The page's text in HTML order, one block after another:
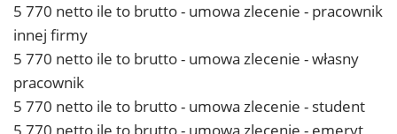
5 770 netto ile to brutto - umowa zlecenie - pracownik
innej firmy
5 770 netto ile to brutto - umowa zlecenie - własny
pracownik
5 770 netto ile to brutto - umowa zlecenie - student